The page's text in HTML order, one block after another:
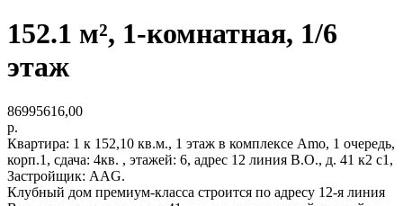
152.1 м², 1-комнатная, 1/6
этаж
86995616,00
р.
Квартира: 1 к 152,10 кв.м., 1 этаж в комплексе Amo, 1 очередь,
корп.1, сдача: 4кв. , этажей: 6, адрес 12 линия В.О., д. 41 к2 с1,
Застройщик: AAG.
Клубный дом премиум-класса строится по адресу 12-я линия